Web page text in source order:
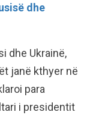
dhe
dhe Ukrainë,
janë kthyer në
para
i presidentit